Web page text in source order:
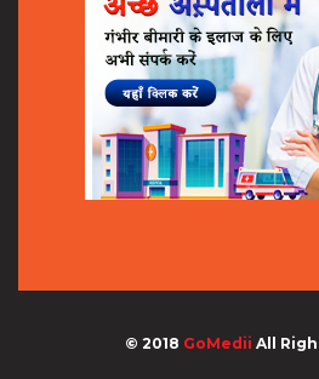
© 2018 GoMedii All